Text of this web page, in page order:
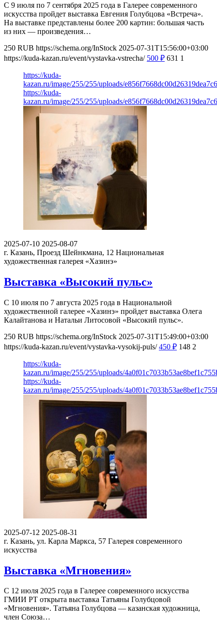
С 9 июля по 7 сентября 2025 года в Галерее современного
искусства пройдет выставка Евгения Голубцова «Встреча».
На выставке представлены более 200 картин: большая часть
из них — произведения…
250 RUB https://schema.org/InStock 2025-07-31T15:56:00+03:00
https://kuda-kazan.ru/event/vystavka-vstrecha/ 500 ₽ 631 1
https://kuda-
kazan.ru/image/255/255/uploads/
https://kuda-
kazan.ru/image/255/255/uploads/
2025-07-10 2025-08-07
г. Казань, Проезд Шейнкмана, 12 Национальная
художественная галерея «Хазинэ»
Выставка «Высокий пульс»
С 10 июля по 7 августа 2025 года в Национальной
художественной галерее «Хазинэ» пройдет выставка Олега
Калайтанова и Натальи Литосовой «Высокий пульс».
250 RUB https://schema.org/InStock 2025-07-31T15:49:00+03:00
https://kuda-kazan.ru/event/vystavka-vysokij-puls/ 450 ₽ 148 2
https://kuda-
kazan.ru/image/255/255/uploads/
https://kuda-
kazan.ru/image/255/255/uploads/
2025-07-12 2025-08-31
г. Казань, ул. Карла Маркса, 57 Галерея современного
искусства
Выставка «Мгновения»
С 12 июля 2025 года в Галерее современного искусства
ГМИИ РТ открыта выставка Татьяны Голубцовой
«Мгновения». Татьяна Голубцова — казанская художница,
член Союза…